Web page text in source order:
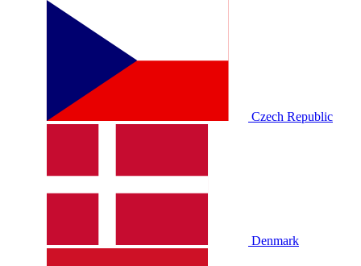
Czech Republic
Denmark